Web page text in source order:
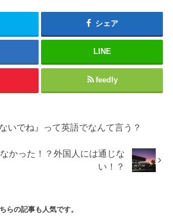
シェア
LINE
feedly
いでね』って英語でなんて言う？
かった！？外国人には通じな
い！？
らの記事も人気です。